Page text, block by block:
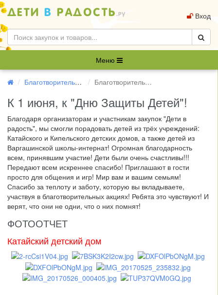
Вход
Меню
Благотворительность Благотворительные подарки, 1 июня 2017
К 1 июня, к "Дню Защиты Детей"!
Благодаря организаторам и участникам закупок "Дети в
радость", мы смогли порадовать детей из трёх учреждений:
Катайского и Кипельского детских домов, а также детей из
Варгашинской школы-интернат! Огромная благодарность
всем, принявшим участие! Дети были очень счастливы!!!
Передают всем искреннее спасибо! Приглашают в гости
просто для общения и игр! Мир вам и вашим семьям!
Спасибо за теплоту и заботу, которую вы вкладываете,
участвуя в благотворительных акциях! Ребята это чувствуют! И
верят, что они не одни, что о них помнят!
ФОТООТЧЕТ
Катайский детский дом